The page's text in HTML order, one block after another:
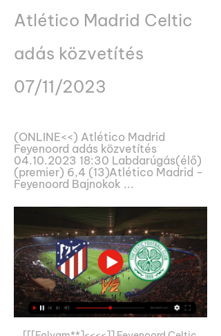
Atlético Madrid Celtic
adás közvetítés
07/11/2023
(ONLINE<<) Atlético Madrid
Feyenoord adás közvetítés
04.10.2023 18:30 Labdarúgás(élő)
(premier) 6,4 (13)Atlético Madrid -
Feyenoord Bajnokok ...